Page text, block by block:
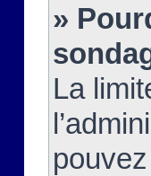
»
La